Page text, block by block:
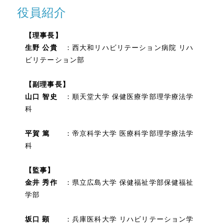
役員紹介
【理事長】
生野 公貴
：西大和リハビリテーション病院 リハ
ビリテーション部
【副理事長】
山口 智史
：順天堂大学 保健医療学部理学療法学
科
平賀 篤
：帝京科学大学 医療科学部理学療法学
科
【監事】
金井 秀作
：県立広島大学 保健福祉学部保健福祉
学部
坂口 顕 ：兵庫医科大学 リハビリテーション学